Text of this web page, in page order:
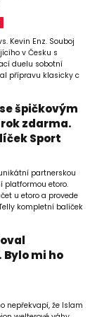
Kevin Enz. Souboj
v Česku s
duelu sobotní
přípravu klasicky c
špičkovým
zdarma.
Sport
partnerskou
platformou etoro.
u etoro a provede
kompletní balíček
Bylo mi ho
nepřekvapí, že Islam